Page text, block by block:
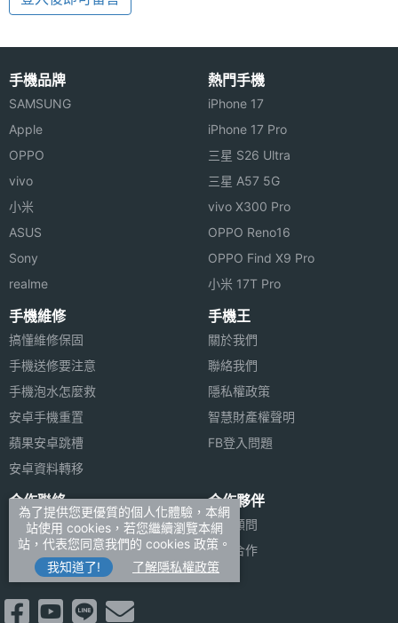
手機品牌
SAMSUNG
Apple
OPPO
vivo
小米
ASUS
Sony
realme
熱門手機
iPhone 17
iPhone 17 Pro
三星 S26 Ultra
三星 A57 5G
vivo X300 Pro
OPPO Reno16
OPPO Find X9 Pro
小米 17T Pro
手機維修
搞懂維修保固
手機送修要注意
手機泡水怎麼救
安卓手機重置
蘋果安卓跳槽
安卓資料轉移
手機王
關於我們
聯絡我們
隱私權政策
智慧財產權聲明
FB登入問題
合作聯絡
廣告刊登
加入商店報價
新聞聯絡
合作夥伴
法律顧問
媒體合作
為了提供您更優質的個人化體驗，本網
站使用 cookies，若您繼續瀏覽本網
站，代表您同意我們的 cookies 政策。
我知道了!
了解隱私權政策